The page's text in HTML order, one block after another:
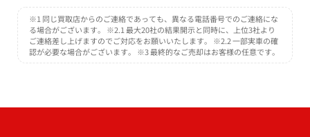
※1 同じ買取店からのご連絡であっても、異なる電話番号でのご連絡にな
る場合がございます。 ※2.1 最大20社の結果開示と同時に、上位3社より
ご連絡差し上げますのでご対応をお願いいたします。 ※2.2 一部実車の確
認が必要な場合がございます。 ※3 最終的なご売却はお客様の任意です。